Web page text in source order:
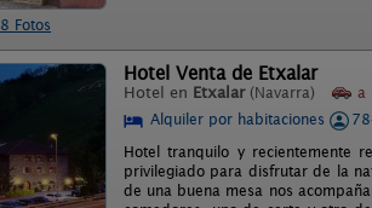
8 Fotos
Hotel Venta de Etxalar
Hotel en Etxalar (Navarra) a
Alquiler por habitaciones
Hotel tranquilo y recientemente
privilegiado para disfrutar de la
de una buena mesa nos